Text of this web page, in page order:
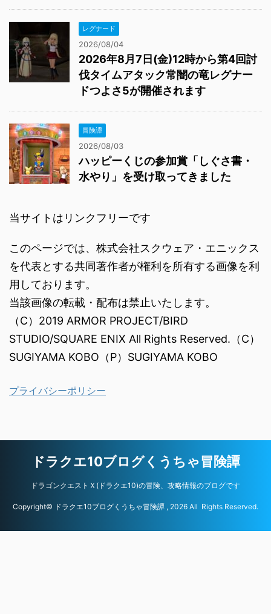
レグナード
2026/08/04
2026年8月7日(金)12時から第4回討
伐タイムアタック常闇の竜レグナー
ドつよさ5が開催されます
冒険譚
2026/08/03
ハッピーくじの参加賞「しぐさ書・
水やり」を受け取ってきました
当サイトはリンクフリーです
このページでは、株式会社スクウェア・エニックス
を代表とする共同著作者が権利を所有する画像を利
用しております。
当該画像の転載・配布は禁止いたします。
（C）2019 ARMOR PROJECT/BIRD
STUDIO/SQUARE ENIX All Rights Reserved.（C）
SUGIYAMA KOBO（P）SUGIYAMA KOBO
プライバシーポリシー
ドラクエ10ブログくうちゃ冒険譚
ドラゴンクエストＸ(ドラクエ10)の冒険、攻略情報のブログです
Copyright© ドラクエ10ブログくうちゃ冒険譚 , 2026 All Rights Reserved.